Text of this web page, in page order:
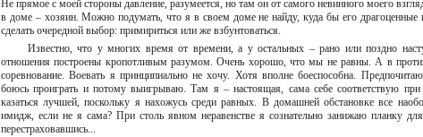
Не прямое с моей стороны давление, разумеется, но там он от самого невинного моего
в доме – хозяин. Можно подумать, что я в своем доме не найду, куда бы его драгоценные
сделать очередной выбор: примириться или же взбунтоваться.
Известно, что у многих время от времени, а у остальных – рано или поздно
отношения построены кропотливым разумом. Очень хорошо, что мы не равны. А в
соревнование. Воевать я принципиально не хочу. Хотя вполне боеспособна.
боюсь проиграть и потому выигрываю. Там я – настоящая, сама себе соответствую
казаться лучшей, поскольку я нахожусь среди равных. В домашней обстановке все
имидж, если не я сама? При столь явном неравенстве я сознательно занижаю планку
перестраховавшись...